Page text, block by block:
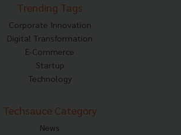
Trending Tags
Corporate Innovation
Digital Transformation
E-Commerce
Startup
Technology
Techsauce Category
News